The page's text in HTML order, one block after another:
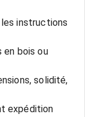
les instructions
en bois ou
solidité,
expédition